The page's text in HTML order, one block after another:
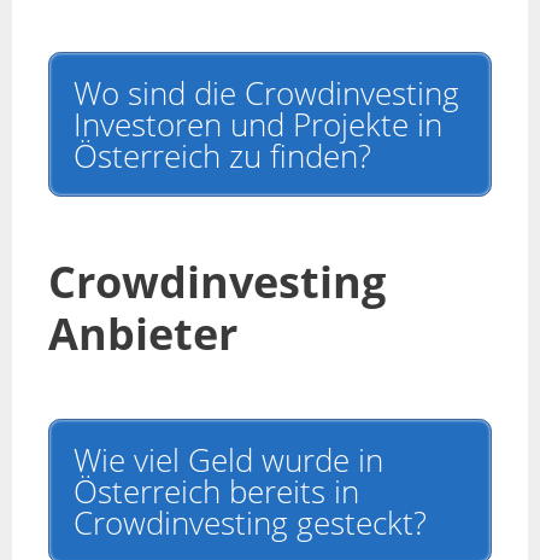
Wo sind die Crowdinvesting
Investoren und Projekte in
Österreich zu finden?
Crowdinvesting
Anbieter
Wie viel Geld wurde in
Österreich bereits in
Crowdinvesting gesteckt?